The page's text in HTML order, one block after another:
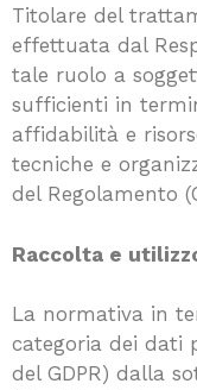
Titolare del
effettuata dal
tale ruolo a
sufficienti in
affidabilità e
tecniche e
del Regolamento
Raccolta e
La normativa in
categoria dei dati
del GDPR) dalla